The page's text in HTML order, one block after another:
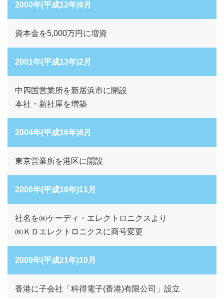
2000年(平成12年)9月
資本金を5,000万円に増資
2001年(平成13年)2月
中四国営業所を新居浜市に開設
本社・新社屋を増築
2004年(平成16年)8月
東京営業所を港区に開設
2006年(平成18年)11月
社名を㈱ケーディ・エレクトロニクスより
㈱ＫＤエレクトロニクスに商号変更
2009年(平成21年)10月
香港に子会社「科得電子(香港)有限公司」設立